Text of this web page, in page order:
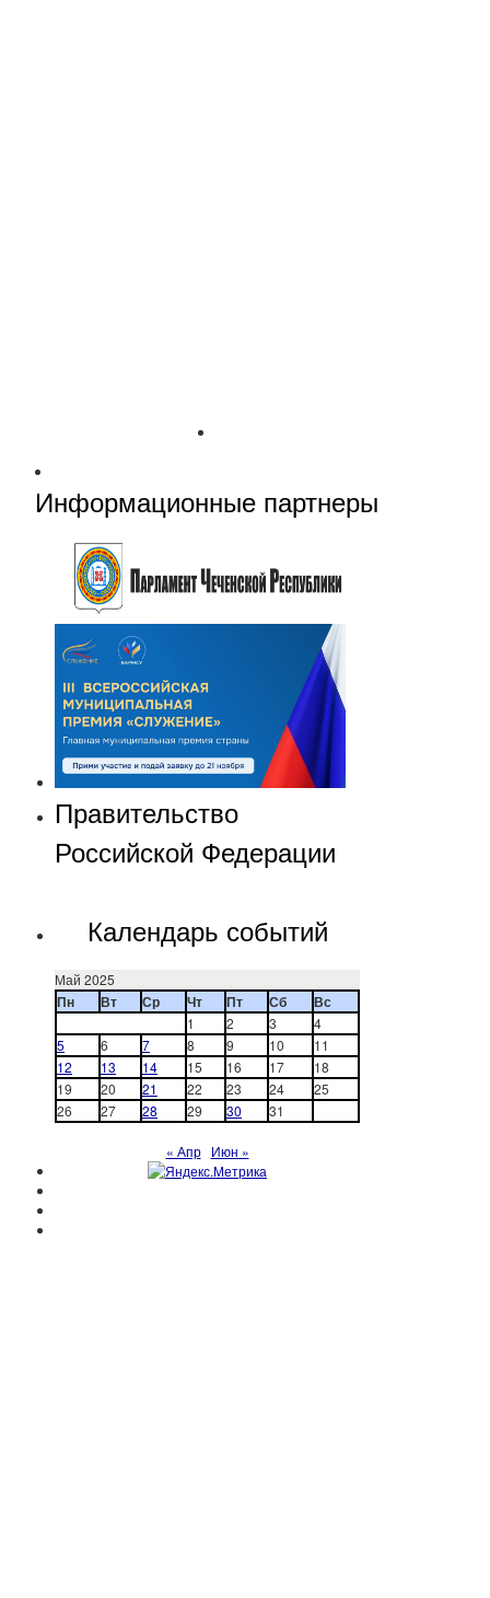
Информационные партнеры
Правительство
Российской Федерации
Календарь событий
Май 2025
Пн Вт Ср Чт Пт Сб Вс
1 2 3
4
5
6 7 8 9 10
11
12
13 14 15 16 17
18
19
20 21 22 23 24
25
26
27 28 29 30 31
« Апр Июн »